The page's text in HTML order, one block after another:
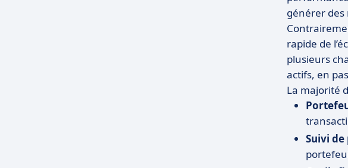
générer des
rapide de
plusieurs
actifs, en
La majorité
Suivi